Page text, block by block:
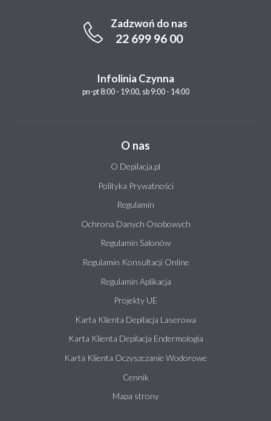
Zadzwoń do nas
22 699 96 00
Infolinia Czynna
pn-pt 8:00 - 19:00, sb 9:00 - 14:00
O nas
O Depilacja.pl
Polityka Prywatności
Regulamin
Ochrona Danych Osobowych
Regulamin Salonów
Regulamin Konsultacji Online
Regulamin Aplikacja
Projekty UE
Karta Klienta Depilacja Laserowa
Karta Klienta Depilacja Endermologia
Karta Klienta Oczyszczanie Wodorowe
Cennik
Mapa strony